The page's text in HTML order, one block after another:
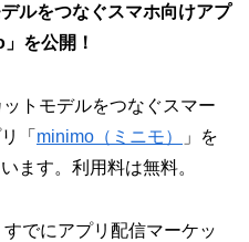
ルをつなぐスマホ向けアプ
を公開！
トモデルをつなぐスマー
「 minimo（ミニモ）
」を
ます。利用料は無料。
でにアプリ配信マーケッ